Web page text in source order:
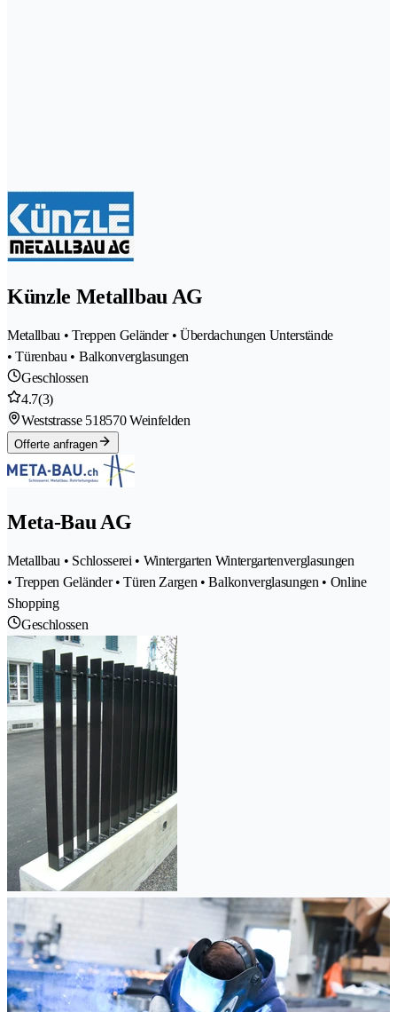
Künzle Metallbau AG
Metallbau • Treppen Geländer • Überdachungen Unterstände
• Türenbau • Balkonverglasungen
Geschlossen
4.7(3)
Weststrasse 518570 Weinfelden
Offerte anfragen
Meta-Bau AG
Metallbau • Schlosserei • Wintergarten Wintergartenverglasungen
• Treppen Geländer • Türen Zargen • Balkonverglasungen • Online
Shopping
Geschlossen